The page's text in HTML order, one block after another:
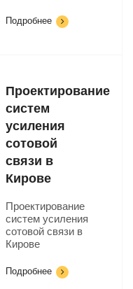
Подробнее
Проектирование
систем
усиления
сотовой
связи в
Кирове
Проектирование
систем усиления
сотовой связи в
Кирове
Подробнее